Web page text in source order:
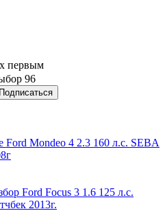
первым
96
Ford Mondeo 4 2.3 160 л.с. SEBA
Ford Focus 3 1.6 125 л.с.
2013г.